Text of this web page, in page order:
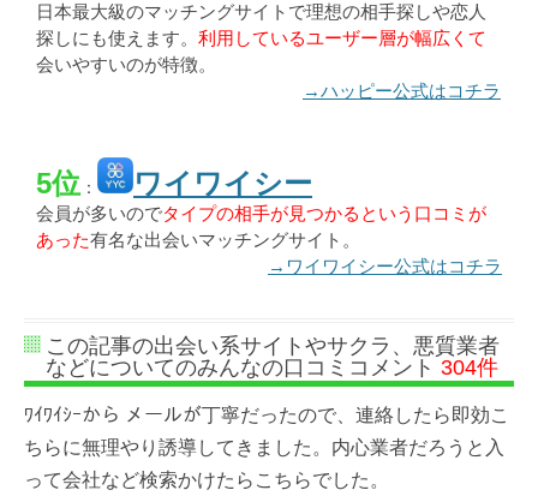
日本最大級のマッチングサイトで理想の相手探しや恋人
探しにも使えます。 利用しているユーザー層が幅広くて
会いやすいのが特徴。
→ハッピー公式はコチラ
5位： ワイワイシー
会員が多いのでタイプの相手が見つかるという口コミが
あった有名な出会いマッチングサイト。
→ワイワイシー公式はコチラ
この記事の出会い系サイトやサクラ、悪質業者
などについてのみんなの口コミコメント 304件
ﾜｲﾜｲｼｰから メールが丁寧だったので、連絡したら即効こ
ちらに無理やり誘導してきました。内心業者だろうと入
って会社など検索かけたらこちらでした。